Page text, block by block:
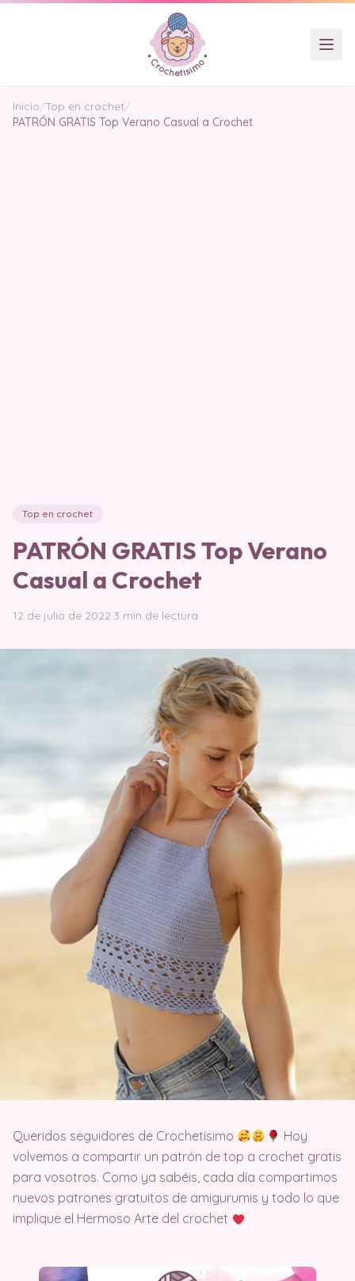
Inicio/Top en crochet/
PATRÓN GRATIS Top Verano Casual a Crochet
Top en crochet
PATRÓN GRATIS Top Verano
Casual a Crochet
12 de julio de 2022·3 min de lectura
Queridos seguidores de Crochetisimo
Hoy
volvemos a compartir un patrón de top a crochet gratis
para vosotros. Como ya sabéis, cada día compartimos
nuevos patrones gratuitos de amigurumis y todo lo que
implique el Hermoso Arte del crochet